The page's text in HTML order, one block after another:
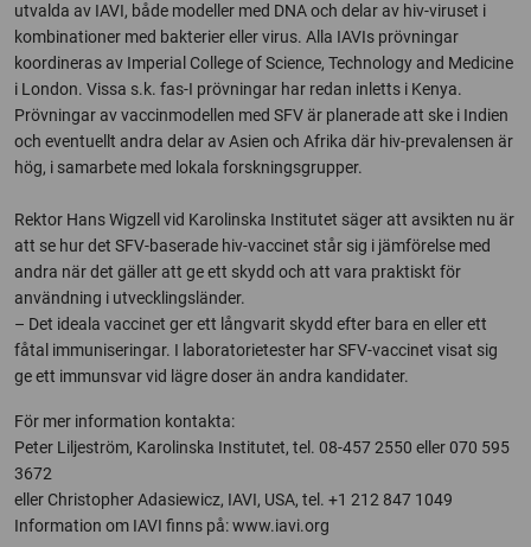
utvalda av IAVI, både modeller med DNA och delar av hiv-viruset i
kombinationer med bakterier eller virus. Alla IAVIs prövningar
koordineras av Imperial College of Science, Technology and Medicine
i London. Vissa s.k. fas-I prövningar har redan inletts i Kenya.
Prövningar av vaccinmodellen med SFV är planerade att ske i Indien
och eventuellt andra delar av Asien och Afrika där hiv-prevalensen är
hög, i samarbete med lokala forskningsgrupper.
Rektor Hans Wigzell vid Karolinska Institutet säger att avsikten nu är
att se hur det SFV-baserade hiv-vaccinet står sig i jämförelse med
andra när det gäller att ge ett skydd och att vara praktiskt för
användning i utvecklingsländer.
– Det ideala vaccinet ger ett långvarit skydd efter bara en eller ett
fåtal immuniseringar. I laboratorietester har SFV-vaccinet visat sig
ge ett immunsvar vid lägre doser än andra kandidater.
För mer information kontakta:
Peter Liljeström, Karolinska Institutet, tel. 08-457 2550 eller 070 595
3672
eller Christopher Adasiewicz, IAVI, USA, tel. +1 212 847 1049
Information om IAVI finns på: www.iavi.org